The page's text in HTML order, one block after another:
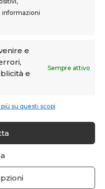
informazioni
e
e
Sempre attivo
su questi scopi
– Cap. Soc. euro
Ovest – n.isc. REA PI-
AiFOS (C.F.A.)
EmailTelegram
Copy